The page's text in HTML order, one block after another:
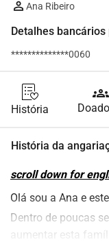
Ana Ribeiro
Detalhes
**************0060
História
groups
História da
scroll down for
Olá sou a Ana e
Dentro de poucas
aumentar esta